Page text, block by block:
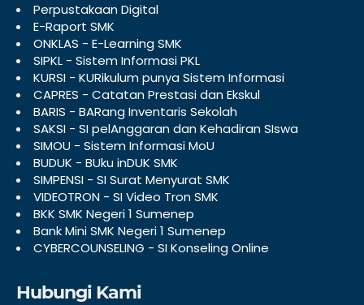
Perpustakaan Digital
E-Raport SMK
ONKLAS - E-Learning SMK
SIPKL - Sistem Informasi PKL
KURSI - KURikulum punya Sistem Informasi
CAPRES - Catatan Prestasi dan Ekskul
BARIS - BARang Inventaris Sekolah
SAKSI - SI pelAnggaran dan Kehadiran SIswa
SIMOU - Sistem Informasi MoU
BUDUK - BUku inDUK SMK
SIMPENSI - SI Surat Menyurat SMK
VIDEOTRON - SI Video Tron SMK
BKK SMK Negeri 1 Sumenep
Bank Mini SMK Negeri 1 Sumenep
CYBERCOUNSELING - SI Konseling Online
Hubungi Kami